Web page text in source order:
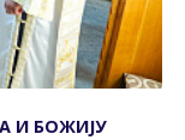
И БОЖИЈУ